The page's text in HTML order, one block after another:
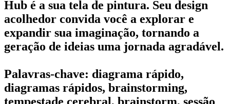
Hub é a sua tela de pintura. Seu design
acolhedor convida você a explorar e
expandir sua imaginação, tornando a
geração de ideias uma jornada agradável.
Palavras-chave: diagrama rápido,
diagramas rápidos, brainstorming,